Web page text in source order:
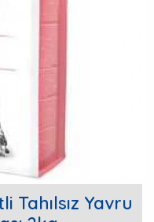
Tahılsız Yavru